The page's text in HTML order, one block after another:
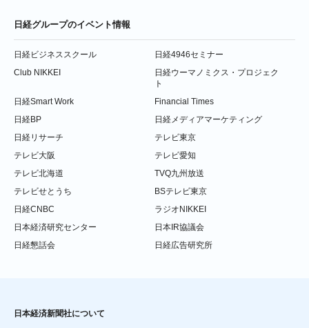
日経グループのイベント情報
日経ビジネススクール
日経4946セミナー
Club NIKKEI
日経ウーマノミクス・プロジェク
ト
日経Smart Work
Financial Times
日経BP
日経メディアマーケティング
日経リサーチ
テレビ東京
テレビ大阪
テレビ愛知
テレビ北海道
TVQ九州放送
テレビせとうち
BSテレビ東京
日経CNBC
ラジオNIKKEI
日本経済研究センター
日本IR協議会
日経懇話会
日経広告研究所
日本経済新聞社について